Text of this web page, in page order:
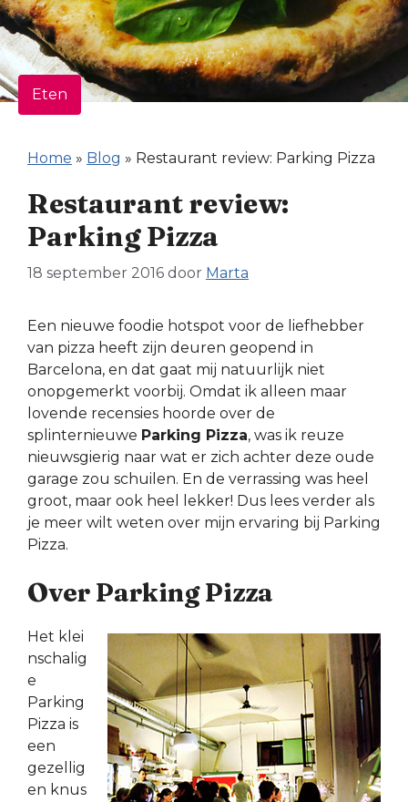
Eten
Home » Blog » Restaurant review: Parking Pizza
Restaurant review:
Parking Pizza
18 september 2016 door Marta
Een nieuwe foodie hotspot voor de liefhebber
van pizza heeft zijn deuren geopend in
Barcelona, en dat gaat mij natuurlijk niet
onopgemerkt voorbij. Omdat ik alleen maar
lovende recensies hoorde over de
splinternieuwe Parking Pizza, was ik reuze
nieuwsgierig naar wat er zich achter deze oude
garage zou schuilen. En de verrassing was heel
groot, maar ook heel lekker! Dus lees verder als
je meer wilt weten over mijn ervaring bij Parking
Pizza.
Over Parking Pizza
Het klei
nschalig
e
Parking
Pizza is
een
gezellig
en knus